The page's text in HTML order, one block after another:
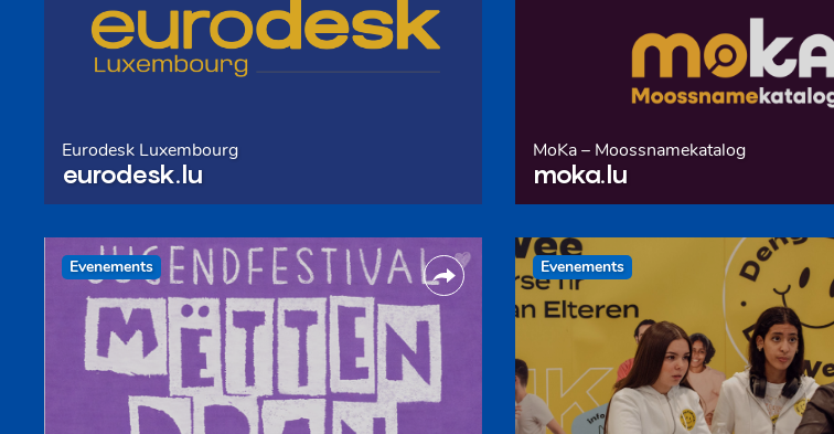
Eurodesk Luxembourg
eurodesk.lu
MoKa – Moossnamekatalog
moka.lu
Evenements Evenements